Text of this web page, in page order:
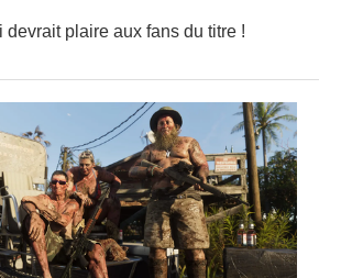
devrait plaire aux fans du titre !